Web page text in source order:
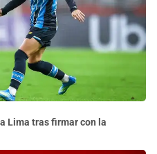
Lima tras firmar con la